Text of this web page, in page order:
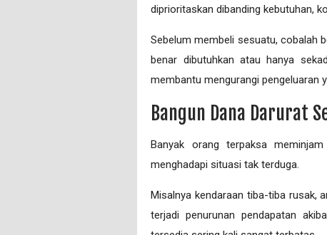
diprioritaskan dibanding kebutuhan,
Sebelum membeli sesuatu, cobalah
benar dibutuhkan atau hanya
membantu mengurangi pengeluaran
Bangun Dana Darurat
Banyak orang terpaksa
menghadapi situasi tak terduga.
Misalnya kendaraan tiba-tiba rusak,
terjadi penurunan pendapatan